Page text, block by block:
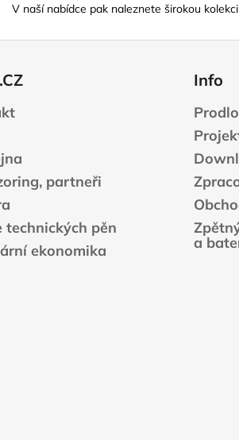
V naší nabídce pak naleznete širokou kolekci
partneři
technických pěn
ekonomika
Info
a